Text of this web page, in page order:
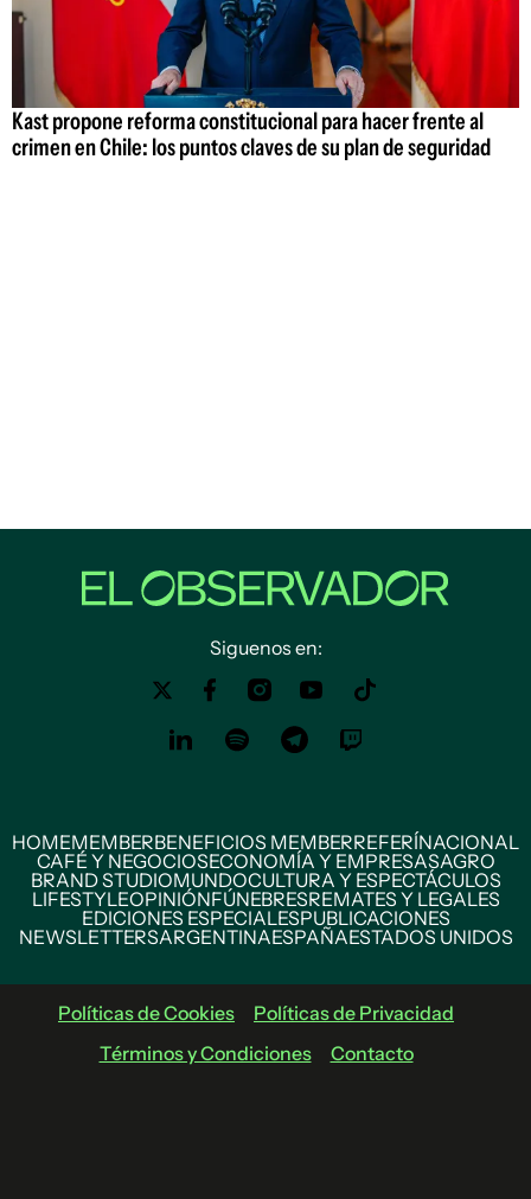
Kast propone reforma constitucional para hacer frente al
crimen en Chile: los puntos claves de su plan de seguridad
Siguenos en:
HOMEMEMBERBENEFICIOS MEMBERREFERÍNACIONAL
CAFÉ Y NEGOCIOSECONOMÍA Y EMPRESASAGRO
BRAND STUDIOMUNDOCULTURA Y ESPECTÁCULOS
LIFESTYLEOPINIÓNFÚNEBRESREMATES Y LEGALES
EDICIONES ESPECIALESPUBLICACIONES
NEWSLETTERSARGENTINAESPAÑAESTADOS UNIDOS
Políticas de Cookies
Políticas de Privacidad
Términos y Condiciones
Contacto